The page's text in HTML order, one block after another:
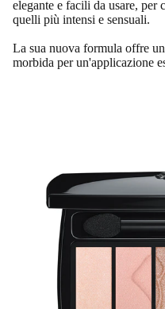
elegante e facili da usare, per
quelli più intensi e sensuali.
La sua nuova formula offre
morbida per un'applicazione